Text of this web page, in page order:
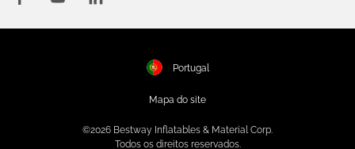
Portugal
Mapa do site
©2026 Bestway Inflatables & Material Corp.
Todos os direitos reservados.